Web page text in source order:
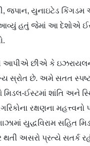
જપાન, યુનાઇટેડ
હતું જેમાં આ દેશોએ
છીએ કે ઇઝરાયલને
સ્રોત છે. અમે સતત
ઈસ્ટમાં શાંતિ અને
રક્ષણના
યુદ્ધવિરામ સહિત
અસરો પ્રત્યે સતર્ક